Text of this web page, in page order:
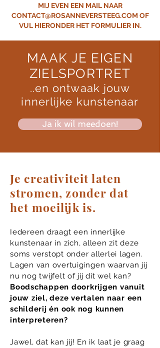
MIJ EVEN EEN MAIL NAAR
CONTACT@ROSANNEVERSTEEG.COM OF
VUL HIERONDER HET FORMULIER IN.
MAAK JE EIGEN
ZIELSPORTRET
..en ontwaak jouw
innerlijke kunstenaar
Ja ik wil meedoen!
Je creativiteit laten
stromen, zonder dat
het moeilijk is.
Iedereen draagt een innerlijke
kunstenaar in zich, alleen zit deze
soms verstopt onder allerlei lagen.
Lagen van overtuigingen waarvan jij
nu nog twijfelt of jij dit wel kan?
Boodschappen doorkrijgen vanuit
jouw ziel, deze vertalen naar een
schilderij én ook nog kunnen
interpreteren?
Jawel, dat kan jij! En ik laat je graag